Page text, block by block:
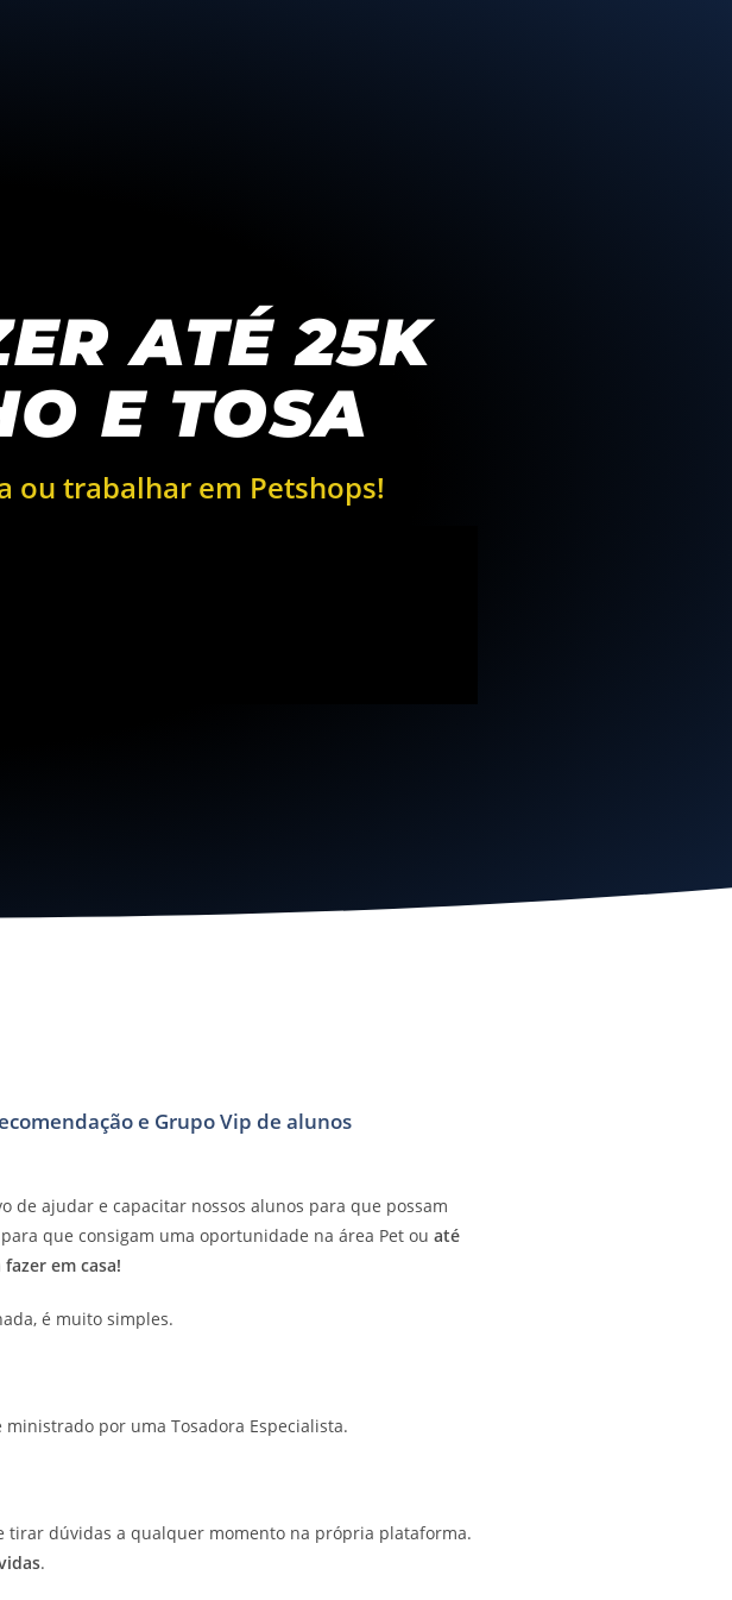
ATÉ 25K
E TOSA
ou trabalhar em Petshops!
e Grupo Vip de alunos
de ajudar e capacitar nossos alunos para que possam
que consigam uma oportunidade na área Pet ou até
em casa!
é muito simples.
por uma Tosadora Especialista.
tirar dúvidas a qualquer momento na própria plataforma.
.